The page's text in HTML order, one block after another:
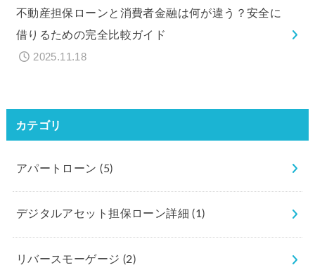
不動産担保ローンと消費者金融は何が違う？安全に
借りるための完全比較ガイド
2025.11.18
カテゴリ
アパートローン(5)
デジタルアセット担保ローン詳細(1)
リバースモーゲージ (2)